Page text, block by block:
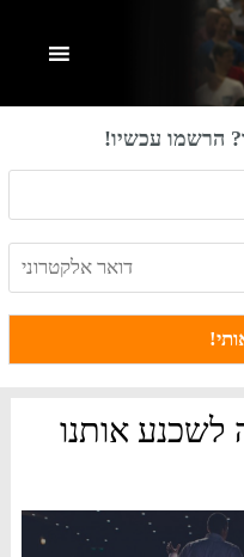
הרשמו עכשיו!
אותנו